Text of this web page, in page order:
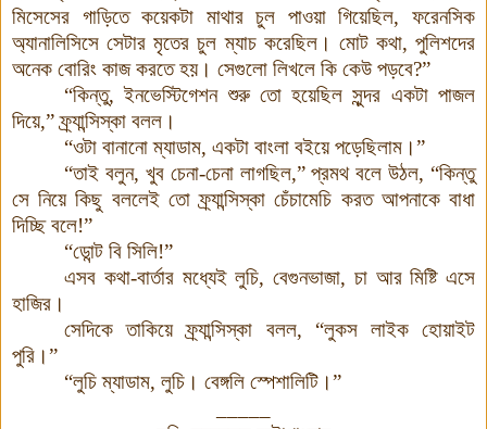
মিসেসের গাড়িতে কয়েকটা মাথার চুল পাওয়া গিয়েছিল,ফরেনসিক
অ্যানালিসিসে সেটার মৃতের চুল ম্যাচ করেছিল। মোট কথা, পুলিশদের
অনেক বোরিং কাজ করতে হয়। সেগুলো লিখলে কি কেউ পড়বে?”
“কিন্তু,ইনভেস্টিগেশন শুরু তো হয়েছিল সুন্দর একটা পাজল
দিয়ে,” ফ্র্যান্সিস্কা বলল।
“ওটা বানানো ম্যাডাম, একটা বাংলা বইয়ে পড়েছিলাম।”
“তাই বলুন, খুব চেনা-চেনা লাগছিল,” প্রমথ বলে উঠল, “কিন্তু
সে নিয়ে কিছু বললেই তো ফ্র্যান্সিস্কা চেঁচামেচি করত আপনাকে বাধা
দিচ্ছি বলে!”
“ডোন্ট বি সিলি!”
এসব কথা-বার্তার মধ্যেই লুচি, বেগুনভাজা, চা আর মিষ্টি এসে
হাজির।
সেদিকে তাকিয়ে ফ্র্যান্সিস্কা বলল, “লুকস লাইক হোয়াইট
পুরি।”
“লুচি ম্যাডাম, লুচি। বেঙ্গলি স্পেশালিটি।”